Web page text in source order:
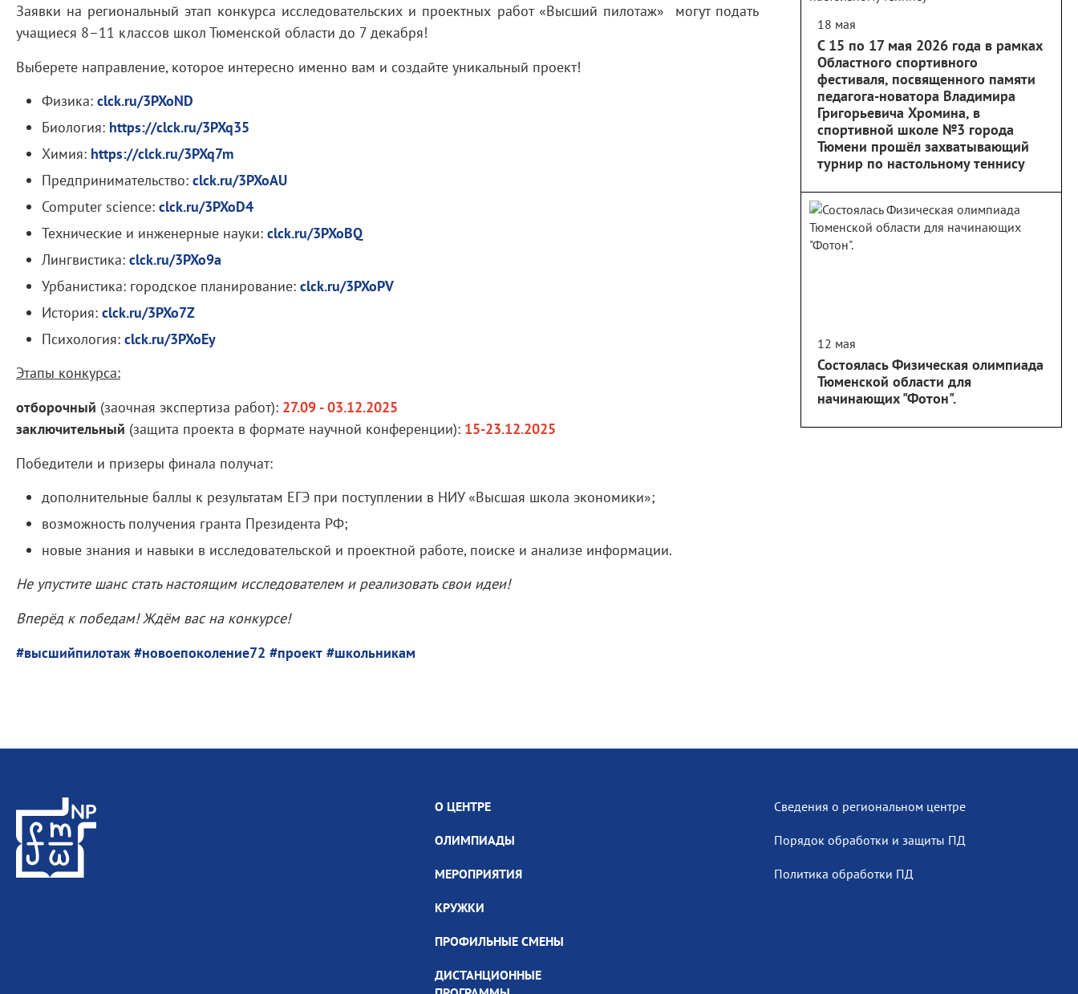
Заявки на региональный этап конкурса исследовательских и проектных работ «Высший пилотаж» могут подать
учащиеся 8–11 классов школ Тюменской области до 7 декабря!
Выберете направление, которое интересно именно вам и создайте уникальный проект!
Физика: clck.ru/3PXoND
Биология: https://clck.ru/3PXq35
Химия: https://clck.ru/3PXq7m
Предпринимательство: clck.ru/3PXoAU
Computer science: clck.ru/3PXoD4
Технические и инженерные науки: clck.ru/3PXoBQ
Лингвистика: clck.ru/3PXo9a
Урбанистика: городское планирование: clck.ru/3PXoPV
История: clck.ru/3PXo7Z
Психология: clck.ru/3PXoEy
Этапы конкурса:
отборочный (заочная экспертиза работ): 27.09 - 03.12.2025
заключительный (защита проекта в формате научной конференции): 15-23.12.2025
Победители и призеры финала получат:
дополнительные баллы к результатам ЕГЭ при поступлении в НИУ «Высшая школа экономики»;
возможность получения гранта Президента РФ;
новые знания и навыки в исследовательской и проектной работе, поиске и анализе информации.
Не упустите шанс стать настоящим исследователем и реализовать свои идеи!
Вперёд к победам! Ждём вас на конкурсе!
#высшийпилотаж #новоепоколение72 #проект #школьникам
18 мая
С 15 по 17 мая 2026 года в рамках
Областного спортивного
фестиваля, посвященного памяти
педагога-новатора Владимира
Григорьевича Хромина, в
спортивной школе №3 города
Тюмени прошёл захватывающий
турнир по настольному теннису
12 мая
Состоялась Физическая олимпиада
Тюменской области для
начинающих "Фотон".
О ЦЕНТРЕ
ОЛИМПИАДЫ
МЕРОПРИЯТИЯ
КРУЖКИ
ПРОФИЛЬНЫЕ СМЕНЫ
ДИСТАНЦИОННЫЕ
Сведения о региональном центре
Порядок обработки и защиты ПД
Политика обработки ПД